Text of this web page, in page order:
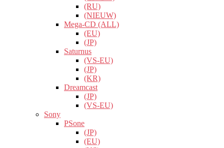
(RU)
(NIEUW)
Mega-CD (ALL)
(EU)
(JP)
Saturnus
(VS-EU)
(JP)
(KR)
Dreamcast
(JP)
(VS-EU)
Sony
PSone
(JP)
(EU)